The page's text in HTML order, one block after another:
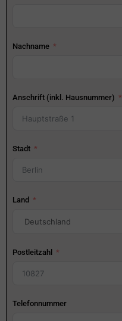
Nachname
Anschrift (inkl. Hausnummer)
Stadt
Land
Postleitzahl
Telefonnummer